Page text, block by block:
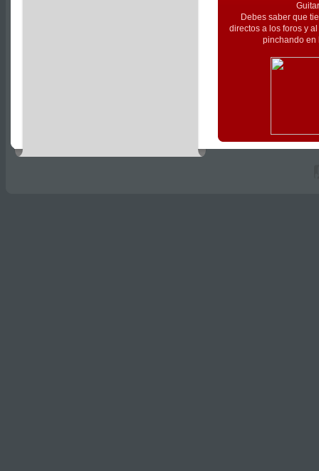
Debes saber que
directos a los foros y
pinchando en